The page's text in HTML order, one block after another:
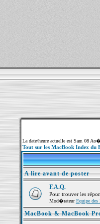
La date/heure actuelle est Sam 08
Tout sur les MacBook Index du
A lire avant de poster
F.A.Q.
Pour trouver les
Mod�rateurEquipe des
MacBook & MacBook